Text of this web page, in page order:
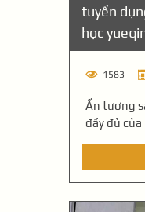
tuyển
học
1583
Ấn tượng
đầy đủ